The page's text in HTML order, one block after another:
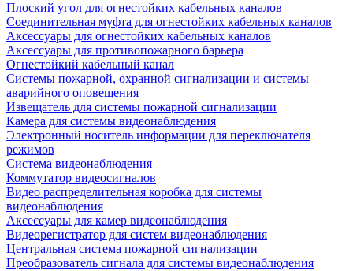
Плоский угол для огнестойких кабельных каналов
Соединительная муфта для огнестойких кабельных каналов
Аксессуары для огнестойких кабельных каналов
Аксессуары для противопожарного барьера
Огнестойкий кабельный канал
Системы пожарной, охранной сигнализации и системы
аварийного оповещения
Извещатель для системы пожарной сигнализации
Камера для системы видеонаблюдения
Электронный носитель информации для переключателя
режимов
Система видеонаблюдения
Коммутатор видеосигналов
Видео распределительная коробка для системы
видеонаблюдения
Аксессуары для камер видеонаблюдения
Видеорегистратор для систем видеонаблюдения
Центральная система пожарной сигнализации
Преобразователь сигнала для системы видеонаблюдения